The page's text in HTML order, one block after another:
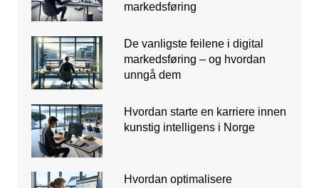
markedsføring
De vanligste feilene i digital
markedsføring – og hvordan
unngå dem
Hvordan starte en karriere innen
kunstig intelligens i Norge
Hvordan optimalisere